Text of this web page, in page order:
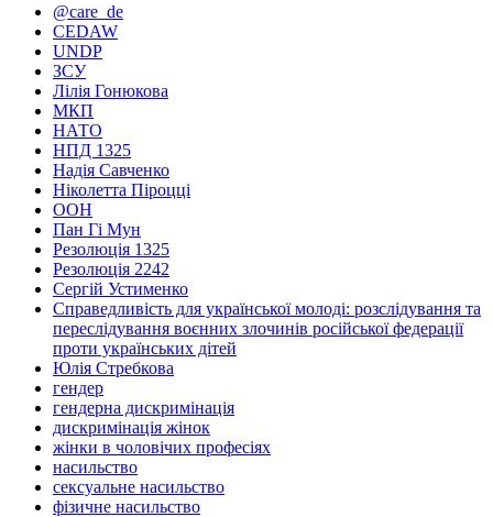
@care_de
CEDAW
UNDP
ЗСУ
Лілія Гонюкова
МКП
НАТО
НПД 1325
Надія Савченко
Ніколетта Піроцці
ООН
Пан Гі Мун
Резолюція 1325
Резолюція 2242
Сергій Устименко
Справедливість для української молоді: розслідування та
переслідування воєнних злочинів російської федерації
проти українських дітей
Юлія Стребкова
гендер
гендерна дискримінація
дискримінація жінок
жінки в чоловічих професіях
насильство
сексуальне насильство
фізичне насильство